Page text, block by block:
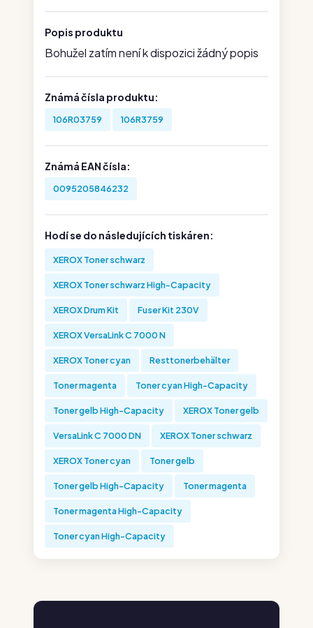
Popis produktu
Bohužel zatím není k dispozici žádný popis
Známá čísla produktu:
106R03759 106R3759
Známá EAN čísla:
0095205846232
Hodí se do následujících tiskáren:
XEROX Toner schwarz
XEROX Toner schwarz High-Capacity
XEROX Drum Kit Fuser Kit 230V
XEROX VersaLink C 7000 N
XEROX Toner cyan Resttonerbehälter
Toner magenta Toner cyan High-Capacity
Toner gelb High-Capacity XEROX Toner gelb
VersaLink C 7000 DN XEROX Toner schwarz
XEROX Toner cyan Toner gelb
Toner gelb High-Capacity Toner magenta
Toner magenta High-Capacity
Toner cyan High-Capacity